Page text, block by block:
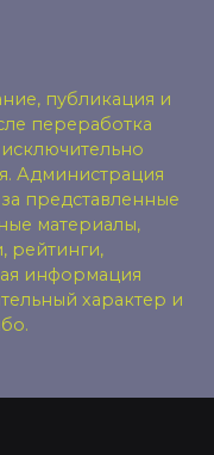
публикация и
переработка
Администрация
представленные
материалы,
рейтинги,
информация
характер и